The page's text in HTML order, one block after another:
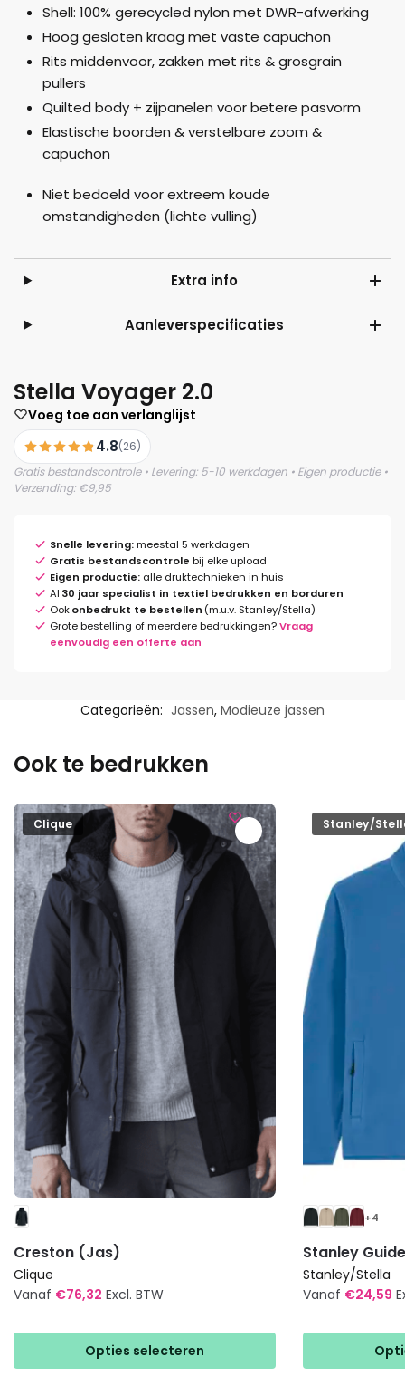
Shell: 100% gerecycled nylon met DWR-afwerking
Hoog gesloten kraag met vaste capuchon
Rits middenvoor, zakken met rits & grosgrain
pullers
Quilted body + zijpanelen voor betere pasvorm
Elastische boorden & verstelbare zoom &
capuchon
Niet bedoeld voor extreem koude
omstandigheden (lichte vulling)
Extra info
Aanleverspecificaties
Stella Voyager 2.0
Voeg toe aan verlanglijst
4.8(26)
Gratis bestandscontrole • Levering: 5-10 werkdagen • Eigen productie •
Verzending: €9,95
Snelle levering:meestal 5 werkdagen
Gratis bestandscontrole bij elke upload
Eigen productie: alle druktechnieken in huis
Al 30 jaar specialist in textiel bedrukken en borduren
Ookonbedrukt te bestellen (m.u.v. Stanley/Stella)
Grote bestelling of meerdere bedrukkingen?Vraag
eenvoudig een offerte aan
Categorieën: Jassen, Modieuze jassen
Ook te bedrukken
Clique
Creston (Jas)
Clique
Vanaf €76,32 Excl. BTW
Opties selecteren
heeft
Stanley/
+4
Stanley
Stanley/Stella
Vanaf €24,59
heeft